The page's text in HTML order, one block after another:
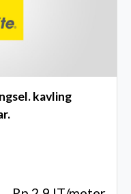
kavling